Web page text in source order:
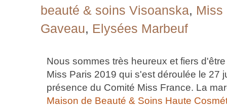
beauté & soins Visoanska, Miss
Gaveau, Elysées Marbeuf
Nous sommes très heureux et fiers
Miss Paris 2019 qui s'est déroulée le 27
présence du Comité Miss France. La
Maison de Beauté & Soins Haute